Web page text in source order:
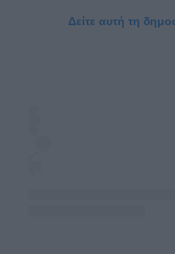
Δείτε αυτή τη